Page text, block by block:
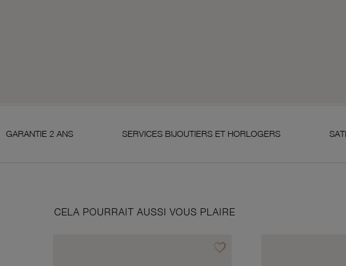
ANS SERVICES BIJOUTIERS ET HORLOGERS SATISFAIT OU
CELA POURRAIT AUSSI VOUS PLAIRE
favorite_borderAjouter à vos favoris